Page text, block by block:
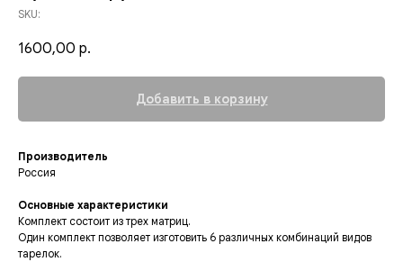
SKU:
1600,00 р.
Добавить в корзину
Производитель
Россия
Основные характеристики
Комплект состоит из трех матриц.
Один комплект позволяет изготовить 6 различных комбинаций видов
тарелок.